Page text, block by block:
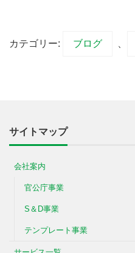
カテゴリー: ブログ
サイトマップ
会社案内
官公庁事業
S＆D事業
テンプレート事業